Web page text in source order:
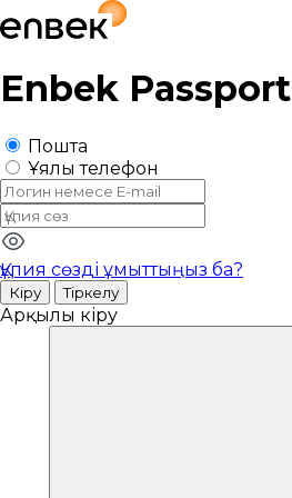
Enbek Passport
Пошта
Ұялы телефон
Құпия сөзді ұмыттыңыз ба?
Кіру Тіркелу
Арқылы кіру